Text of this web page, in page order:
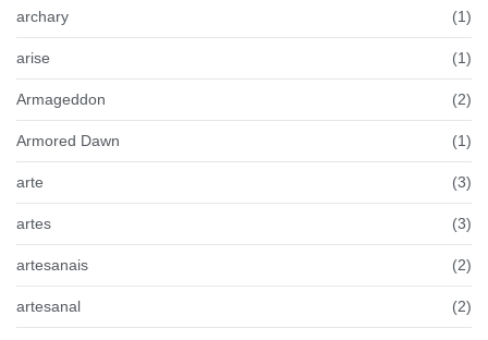
archary (1)
arise (1)
Armageddon (2)
Armored Dawn (1)
arte (3)
artes (3)
artesanais (2)
artesanal (2)